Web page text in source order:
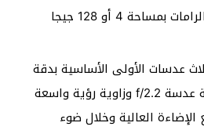
الذاكرة العشوائية الرامات بمساحة 4 أو 128 جيجا
عدسات الأولى الأساسية بدقة
13 ميجا بكسل فتحة عدسة f/2.2 وزاوية رؤية واسعة
العالية وخلال ضوء